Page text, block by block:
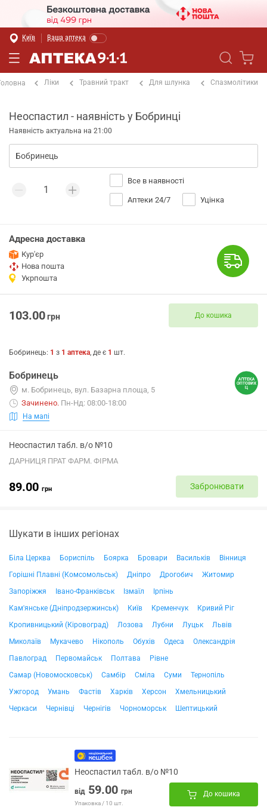
Київ Ваша аптека
Ліки Травний тракт Для шлунка Спазмолітики
Неоспастил - наявність у Бобринці
Наявність актуальна на 21:00
Все в наявності
Аптеки 24/7 Уцінка
Адресна доставка
Кур'єр
Нова пошта
Укрпошта
103.00грн До кошика
Бобринець: 1 з 1 аптека, де є 1 шт.
Бобринець
м. Бобринець, вул. Базарна площа, 5
Зачинено. Пн-Нд: 08:00-18:00
На мапі
Неоспастил табл. в/о №10
ДАРНИЦЯ ПРАТ ФАРМ. ФІРМА
89.00 грн Забронювати
Шукати в інших регіонах
Біла Церква Бориспіль Боярка Бровари Васильків
Вінниця
Горішні Плавні (Комсомольськ)
Дніпро Дрогобич
Житомир
Запоріжжя
Івано-Франківськ Ізмаїл
Ірпінь
Кам'янське (Дніпродзержинськ)
Київ Кременчук
Кривий Ріг
Кропивницький (Кіровоград)
Лозова Лубни Луцьк
Львів
Миколаїв
Мукачево Нікополь Обухів Одеса
Олександрія
Павлоград
Первомайськ Полтава
Рівне
Самар (Новомосковськ)
Самбір Сміла Суми
Тернопіль
Ужгород
Умань Фастів Харків Херсон
Хмельницький
Черкаси
Чернівці Чернігів Чорноморськ Шептицький
Неоспастил табл. в/о №10
від 59.00 грн
Упаковка / 10 шт.
До кошика